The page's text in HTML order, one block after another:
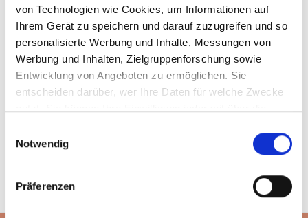
von Technologien wie Cookies, um Informationen auf
Ihrem Gerät zu speichern und darauf zuzugreifen und so
personalisierte Werbung und Inhalte, Messungen von
Werbung und Inhalten, Zielgruppenforschung sowie
Entwicklung von Angeboten zu ermöglichen. Sie
entscheiden darüber, wer Ihre Daten für welche Zwecke
Trigger Symbol ändern oder widerrufen
Informationen über Ihre geografische Lage
Notwendig
Präferenzen
ZUGANG BEANTRAGEN